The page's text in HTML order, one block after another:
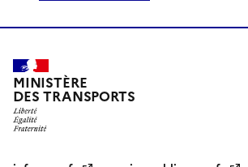
MINISTÈRE
DES TRANSPORTS